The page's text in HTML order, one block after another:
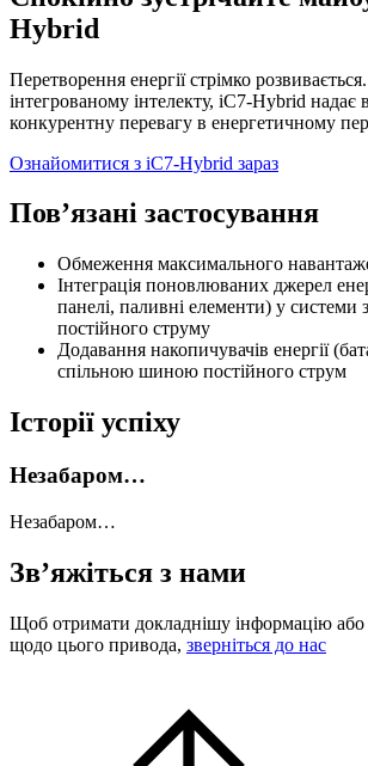
Hybrid
Перетворення енергії стрімко
інтегрованому інтелекту, iC7-Hybrid надає
конкурентну перевагу в енергетичному
Ознайомитися з iC7-Hybrid зараз
Пов’язані застосування
Обмеження максимального
Інтеграція поновлюваних джерел
панелі, паливні елементи) у
постійного струму
Додавання накопичувачів енергії
спільною шиною постійного струм
Історії успіху
Незабаром…
Незабаром…
Зв’яжіться з нами
Щоб отримати докладнішу інформацію або
щодо цього привода, зверніться до нас